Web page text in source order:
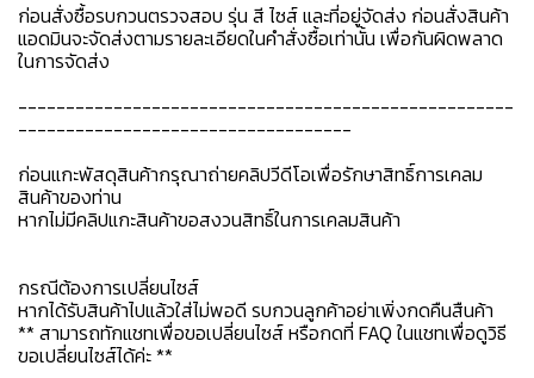
ก่อนสั่งซื้อรบกวนตรวจสอบ รุ่น สี ไซส์ และที่อยู่จัดส่ง ก่อนสั่งสินค้า
แอดมินจะจัดส่งตามรายละเอียดในคำสั่งซื้อเท่านั้น เพื่อกันผิดพลาด
ในการจัดส่ง
----------------------------------------------------
-----------------------------------
ก่อนแกะพัสดุสินค้ากรุณาถ่ายคลิปวีดีโอเพื่อรักษาสิทธิ์การเคลม
สินค้าของท่าน
หากไม่มีคลิปแกะสินค้าขอสงวนสิทธิ์ในการเคลมสินค้า
กรณีต้องการเปลี่ยนไซส์
หากได้รับสินค้าไปแล้วใส่ไม่พอดี รบกวนลูกค้าอย่าเพิ่งกดคืนสืนค้า
** สามารถทักแชทเพื่อขอเปลี่ยนไซส์ หรือกดที่ FAQ ในแชทเพื่อดูวิธี
ขอเปลี่ยนไซส์ได้ค่ะ **